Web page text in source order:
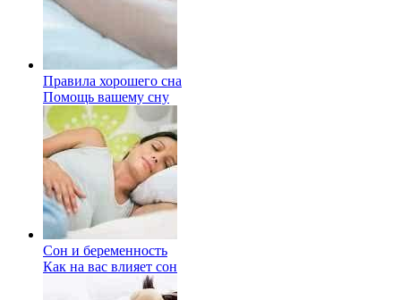
Правила хорошего сна
Помощь вашему сну
Сон и беременность
Как на вас влияет сон